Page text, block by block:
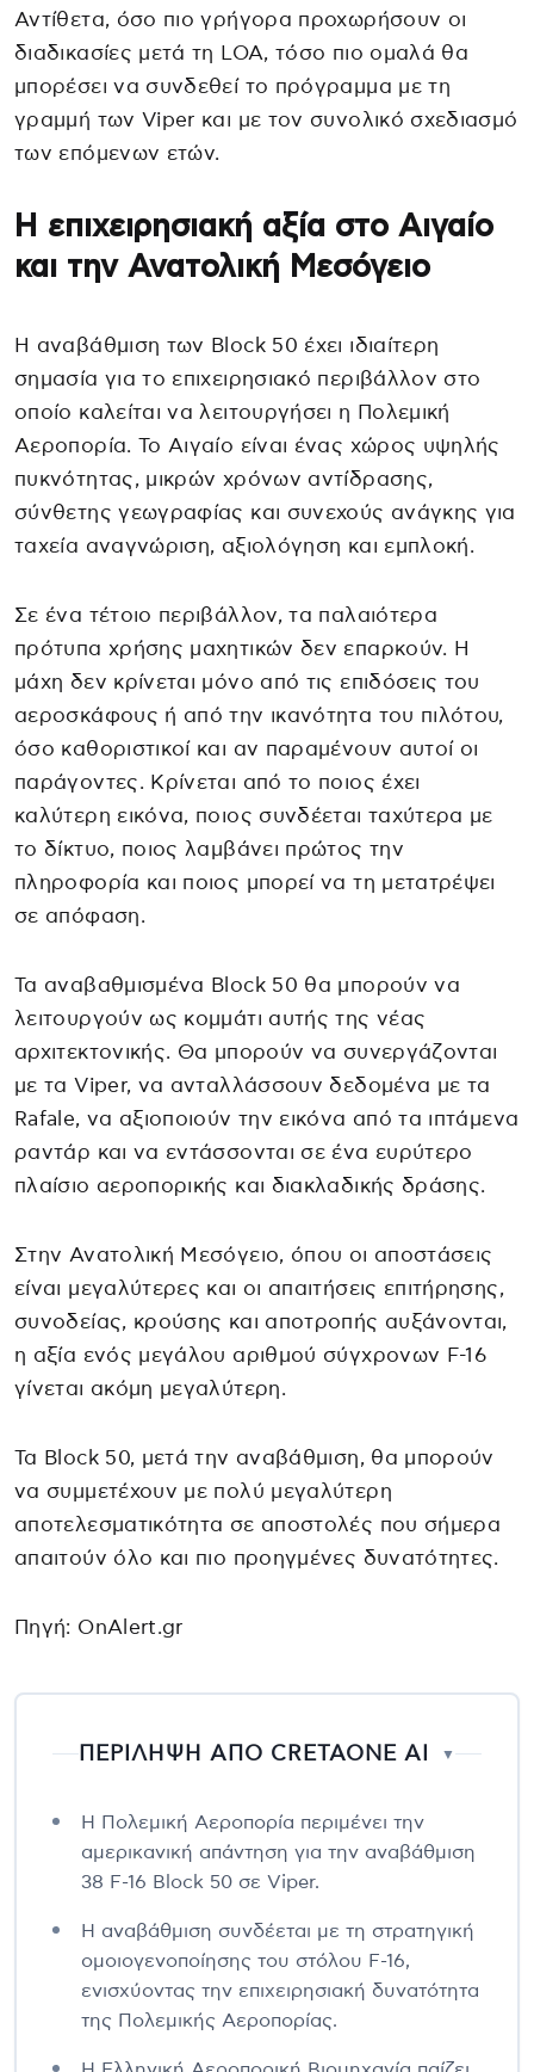
Αντίθετα, όσο πιο γρήγορα προχωρήσουν οι
διαδικασίες μετά τη LOA, τόσο πιο ομαλά θα
μπορέσει να συνδεθεί το πρόγραμμα με τη
γραμμή των Viper και με τον συνολικό σχεδιασμό
των επόμενων ετών.
Η επιχειρησιακή αξία στο Αιγαίο
και την Ανατολική Μεσόγειο
Η αναβάθμιση των Block 50 έχει ιδιαίτερη
σημασία για το επιχειρησιακό περιβάλλον στο
οποίο καλείται να λειτουργήσει η Πολεμική
Αεροπορία. Το Αιγαίο είναι ένας χώρος υψηλής
πυκνότητας, μικρών χρόνων αντίδρασης,
σύνθετης γεωγραφίας και συνεχούς ανάγκης για
ταχεία αναγνώριση, αξιολόγηση και εμπλοκή.
Σε ένα τέτοιο περιβάλλον, τα παλαιότερα
πρότυπα χρήσης μαχητικών δεν επαρκούν. Η
μάχη δεν κρίνεται μόνο από τις επιδόσεις του
αεροσκάφους ή από την ικανότητα του πιλότου,
όσο καθοριστικοί και αν παραμένουν αυτοί οι
παράγοντες. Κρίνεται από το ποιος έχει
καλύτερη εικόνα, ποιος συνδέεται ταχύτερα με
το δίκτυο, ποιος λαμβάνει πρώτος την
πληροφορία και ποιος μπορεί να τη μετατρέψει
σε απόφαση.
Τα αναβαθμισμένα Block 50 θα μπορούν να
λειτουργούν ως κομμάτι αυτής της νέας
αρχιτεκτονικής. Θα μπορούν να συνεργάζονται
με τα Viper, να ανταλλάσσουν δεδομένα με τα
Rafale, να αξιοποιούν την εικόνα από τα ιπτάμενα
ραντάρ και να εντάσσονται σε ένα ευρύτερο
πλαίσιο αεροπορικής και διακλαδικής δράσης.
Στην Ανατολική Μεσόγειο, όπου οι αποστάσεις
είναι μεγαλύτερες και οι απαιτήσεις επιτήρησης,
συνοδείας, κρούσης και αποτροπής αυξάνονται,
η αξία ενός μεγάλου αριθμού σύγχρονων F-16
γίνεται ακόμη μεγαλύτερη.
Τα Block 50, μετά την αναβάθμιση, θα μπορούν
να συμμετέχουν με πολύ μεγαλύτερη
αποτελεσματικότητα σε αποστολές που σήμερα
απαιτούν όλο και πιο προηγμένες δυνατότητες.
Πηγή: OnAlert.gr
ΠΕΡΙΛΗΨΗ ΑΠΟ CRETAONE AI ▼
Η Πολεμική Αεροπορία περιμένει την
αμερικανική απάντηση για την αναβάθμιση
38 F-16 Block 50 σε Viper.
Η αναβάθμιση συνδέεται με τη στρατηγική
ομοιογενοποίησης του στόλου F-16,
ενισχύοντας την επιχειρησιακή δυνατότητα
της Πολεμικής Αεροπορίας.